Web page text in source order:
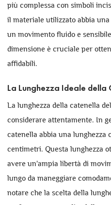
più complessa con simboli
il materiale utilizzato abbia
un movimento fluido e
dimensione è cruciale per
affidabili.
La Lunghezza Ideale della
La lunghezza della catenella
considerare attentamente. In
catenella abbia una lunghezza
centimetri. Questa lunghezza
avere un'ampia libertà di
lungo da maneggiare
notare che la scelta della